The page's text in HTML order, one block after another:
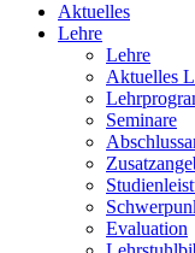
Aktuelles
Lehre
Lehre
Aktuelles
Seminare
Evaluation